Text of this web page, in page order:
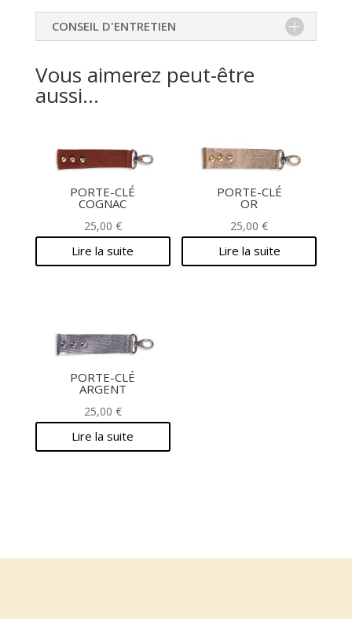
CONSEIL D'ENTRETIEN
Vous aimerez peut-être
aussi…
PORTE-CLÉ
COGNAC
25,00 €
Lire la suite
PORTE-CLÉ
OR
25,00€
Lire la suite
PORTE-CLÉ
ARGENT
25,00 €
Lire la suite